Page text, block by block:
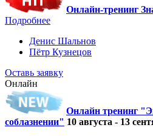
Онлайн-тренинг
Подробнее
Денис Шальнов
Пётр Кузнецов
Оставь заявку
Онлайн
Онлайн тренинг
соблазнении" 10 августа - 13